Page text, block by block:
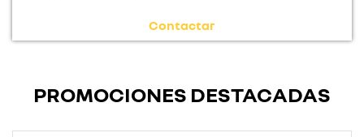
Contactar
PROMOCIONES DESTACADAS